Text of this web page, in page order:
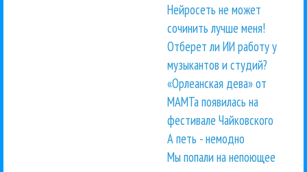
Нейросеть не может
сочинить лучше меня!
Отберет ли ИИ работу у
музыкантов и студий?
«Орлеанская дева» от
МАМТа появилась на
фестивале Чайковского
А петь - немодно
Мы попали на непоющее